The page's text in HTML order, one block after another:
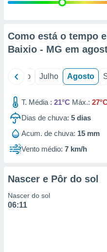
através
estudos
1199
Como está o tempo
Baixio - MG em
Junho Julho Agosto
T. Média : 21°C Máx.:
Dias de chuva: 5 dias
Acum. de chuva: 15 mm
Vento médio: 7 km/h
Nascer e Pôr do sol
Nascer do sol
06:11